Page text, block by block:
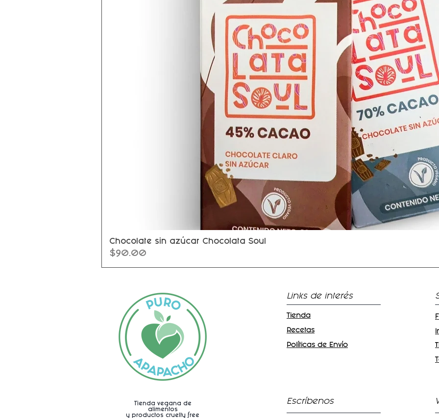
Chocolate sin azúcar Chocolata Soul
Precio
$90.00
Tienda vegana de
alimentos
y productos cruelty free
Links de interés
Tienda
Recetas
Políticas de Envío
Escríbenos